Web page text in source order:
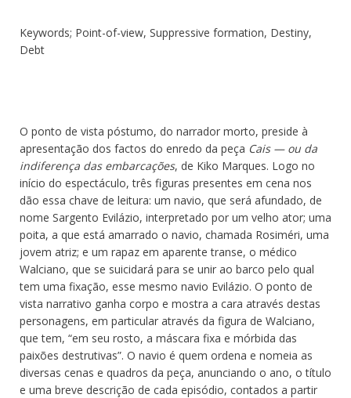
Keywords; Point-of-view, Suppressive formation, Destiny,
Debt
O ponto de vista póstumo, do narrador morto, preside à
apresentação dos factos do enredo da peça Cais — ou da
indiferença das embarcações, de Kiko Marques. Logo no
início do espectáculo, três figuras presentes em cena nos
dão essa chave de leitura: um navio, que será afundado, de
nome Sargento Evilázio, interpretado por um velho ator; uma
poita, a que está amarrado o navio, chamada Rosiméri, uma
jovem atriz; e um rapaz em aparente transe, o médico
Walciano, que se suicidará para se unir ao barco pelo qual
tem uma fixação, esse mesmo navio Evilázio. O ponto de
vista narrativo ganha corpo e mostra a cara através destas
personagens, em particular através da figura de Walciano,
que tem, “em seu rosto, a máscara fixa e mórbida das
paixões destrutivas”. O navio é quem ordena e nomeia as
diversas cenas e quadros da peça, anunciando o ano, o título
e uma breve descrição de cada episódio, contados a partir